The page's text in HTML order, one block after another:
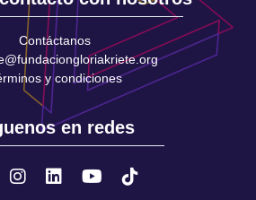
Contáctanos
y condiciones
en redes